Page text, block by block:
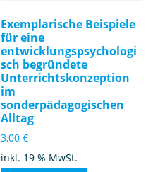
Exemplarische Beispiele
für eine
entwicklungspsychologi
sch begründete
Unterrichtskonzeption
im
sonderpädagogischen
Alltag
3,00€
inkl. 19 % MwSt.